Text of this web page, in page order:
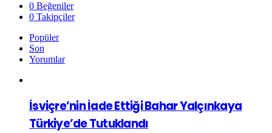
0 Beğeniler
0 Takipçiler
Popüler
Son
Yorumlar
İsviçre’nin İade Ettiği Bahar Yalçınkaya
Türkiye’de Tutuklandı